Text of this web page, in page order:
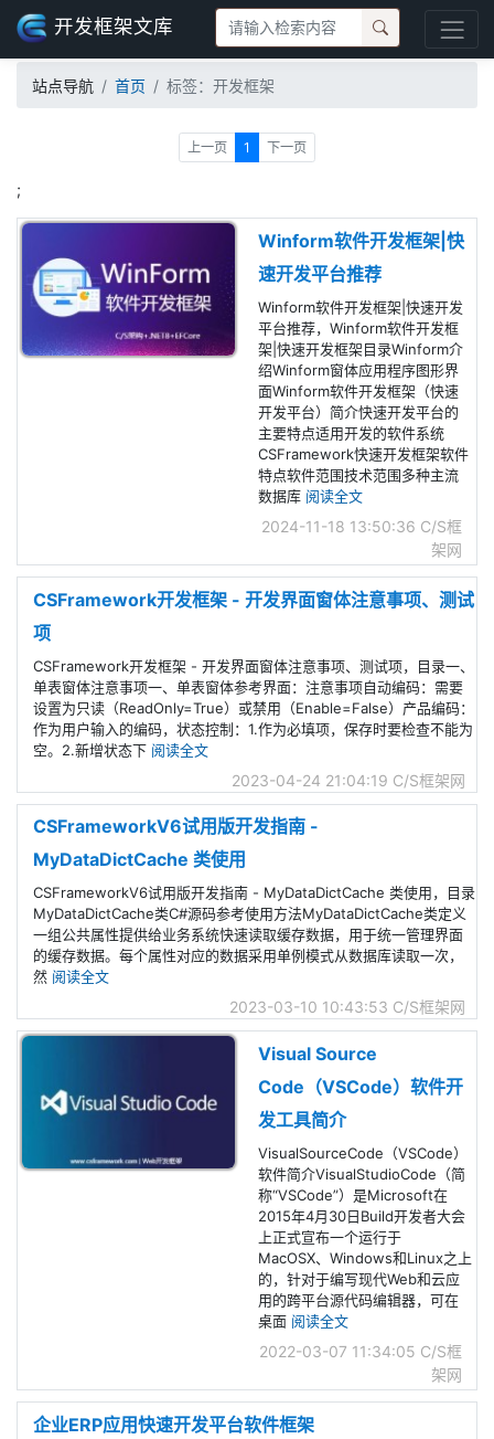
开发框架文库
站点导航 首页 标签：开发框架
上一页 1 下一页
;
Winform软件开发框架|快
速开发平台推荐
Winform软件开发框架|快速开发
平台推荐，Winform软件开发框
架|快速开发框架目录Winform介
绍Winform窗体应用程序图形界
面Winform软件开发框架（快速
开发平台）简介快速开发平台的
主要特点适用开发的软件系统
CSFramework快速开发框架软件
特点软件范围技术范围多种主流
数据库 阅读全文
2024-11-18 13:50:36 C/S框
架网
CSFramework开发框架 - 开发界面窗体注意事项、测试
项
CSFramework开发框架 - 开发界面窗体注意事项、测试项，目录一、
单表窗体注意事项一、单表窗体参考界面：注意事项自动编码：需要
设置为只读（ReadOnly=True）或禁用（Enable=False）产品编码：
作为用户输入的编码，状态控制：1.作为必填项，保存时要检查不能为
空。2.新增状态下 阅读全文
2023-04-24 21:04:19 C/S框架网
CSFrameworkV6试用版开发指南 -
MyDataDictCache 类使用
CSFrameworkV6试用版开发指南 - MyDataDictCache 类使用，目录
MyDataDictCache类C#源码参考使用方法MyDataDictCache类定义
一组公共属性提供给业务系统快速读取缓存数据，用于统一管理界面
的缓存数据。每个属性对应的数据采用单例模式从数据库读取一次，
然 阅读全文
2023-03-10 10:43:53 C/S框架网
Visual Source
Code（VSCode）软件开
发工具简介
VisualSourceCode（VSCode）
软件简介VisualStudioCode（简
称“VSCode”）是Microsoft在
2015年4月30日Build开发者大会
上正式宣布一个运行于
MacOSX、Windows和Linux之上
的，针对于编写现代Web和云应
用的跨平台源代码编辑器，可在
桌面 阅读全文
2022-03-07 11:34:05 C/S框
架网
企业ERP应用快速开发平台软件框架